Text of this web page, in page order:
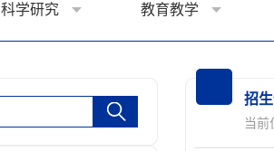
科学研究 教育教学
招
当